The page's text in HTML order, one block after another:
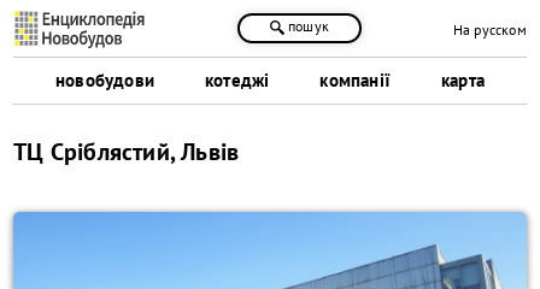
новобудови котеджі компанії карта
пошук На русском
ТЦ Сріблястий, Львів